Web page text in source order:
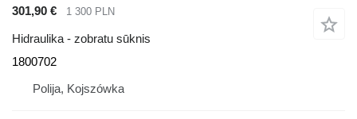
301,90 €
1 300 PLN
Hidraulika - zobratu sūknis
1800702
Polija, Kojszówka